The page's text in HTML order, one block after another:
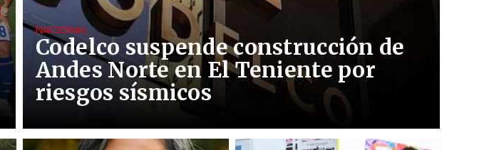
Codelco suspende construcción de
Andes Norte en El Teniente por
riesgos sísmicos
NACIONAL